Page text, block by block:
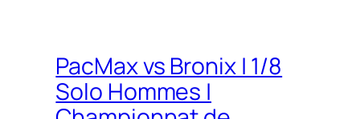
PacMax vs Bronix | 1/8
Solo Hommes |